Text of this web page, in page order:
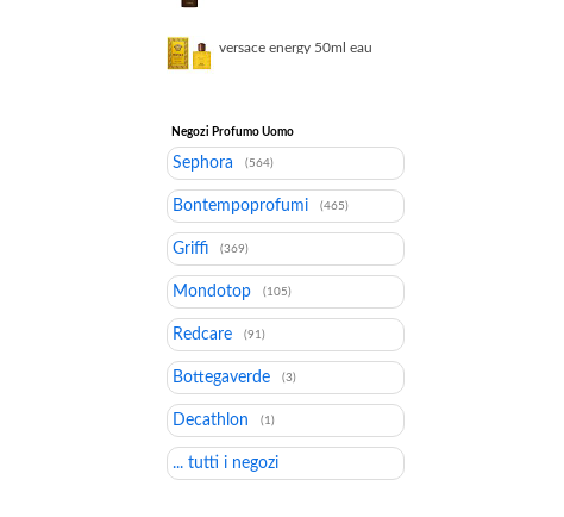
versace energy 50ml eau
Negozi Profumo Uomo
Sephora (564)
Bontempoprofumi (465)
Griffi (369)
Mondotop (105)
Redcare (91)
Bottegaverde (3)
Decathlon (1)
... tutti i negozi